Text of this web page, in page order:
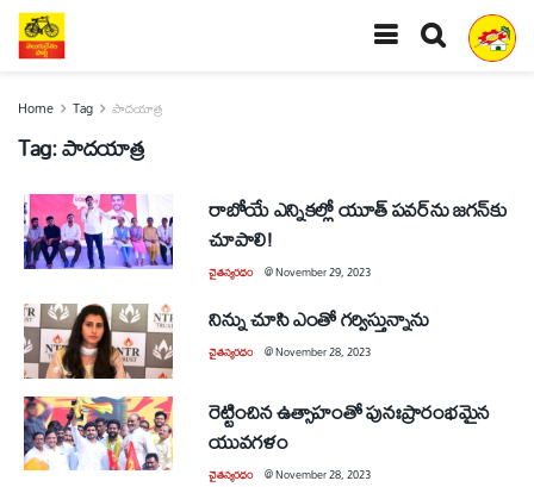
Home Tag పాదయాత్ర
Tag:పాదయాత్ర
రాబోయే ఎన్నికల్లో యూత్‌ పవర్‌ను జగన్‌కు
చూపాలి!
చైతన్యరధం @November 29, 2023
నిన్ను చూసి ఎంతో గర్విస్తున్నాను
చైతన్యరధం @November 28, 2023
రెట్టించిన ఉత్సాహంతో పునఃప్రారంభమైన
యువగళం
చైతన్యరధం @November 28, 2023